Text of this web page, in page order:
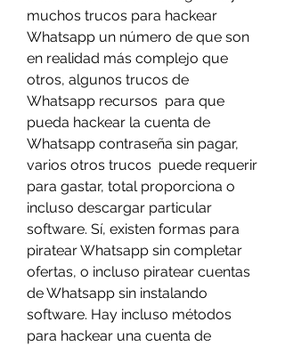
muchos trucos para hackear
Whatsapp un número de que son
en realidad más complejo que
otros, algunos trucos de
Whatsapp recursos  para que
pueda hackear la cuenta de
Whatsapp contraseña sin pagar,
varios otros trucos  puede requerir
para gastar, total proporciona o
incluso descargar particular
software. Sí, existen formas para
piratear Whatsapp sin completar
ofertas, o incluso piratear cuentas
de Whatsapp sin instalando
software. Hay incluso métodos
para hackear una cuenta de